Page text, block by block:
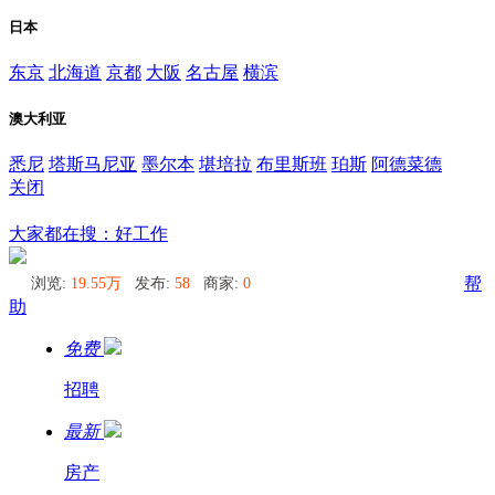
日本
东京 北海道 京都 大阪 名古屋 横滨
澳大利亚
悉尼 塔斯马尼亚 墨尔本 堪培拉 布里斯班 珀斯 阿德菜德
关闭
大家都在搜：好工作
浏览: 19.55万 发布: 58 商家: 0
帮
助
免费
招聘
最新
房产